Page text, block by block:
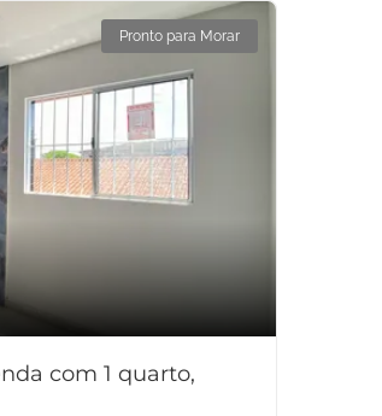
Pronto para Morar
com 1 quarto,